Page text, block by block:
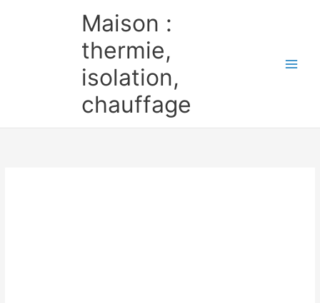
Maison :
thermie,
isolation,
chauffage